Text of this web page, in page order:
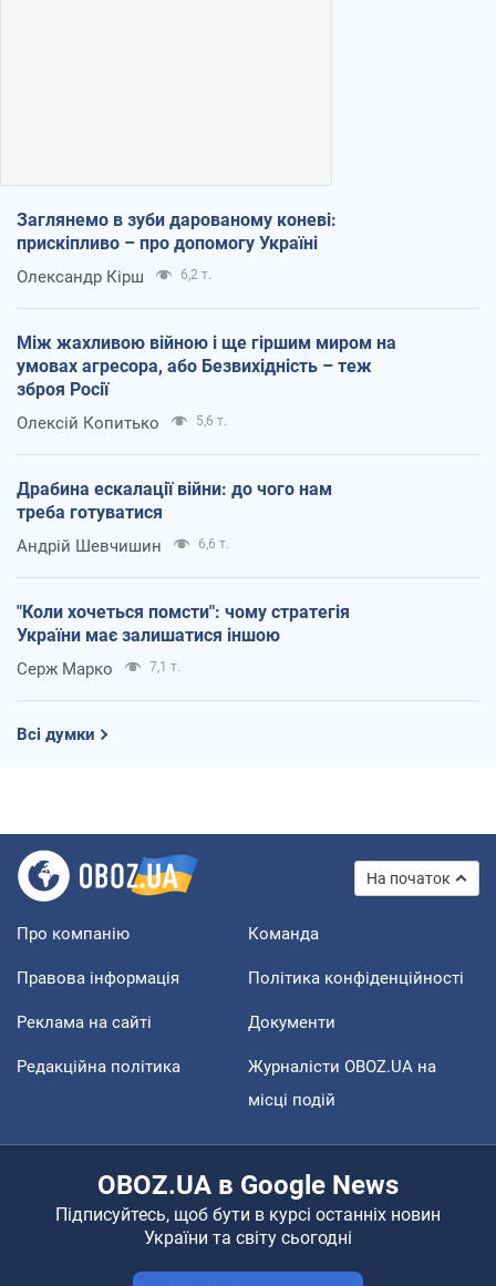
Заглянемо в зуби дарованому коневі:
прискіпливо – про допомогу Україні
Олександр Кірш 6,2 т.
Між жахливою війною і ще гіршим миром на
умовах агресора, або Безвихідність – теж
зброя Росії
Олексій Копитько 5,6 т.
Драбина ескалації війни: до чого нам
треба готуватися
Андрій Шевчишин 6,6 т.
"Коли хочеться помсти": чому стратегія
України має залишатися іншою
Серж Марко 7,1 т.
Всі думки
На початок
Про компанію Команда
Правова інформація Політика конфіденційності
Реклама на сайті Документи
Редакційна політика
Журналісти OBOZ.UA на
місці подій
OBOZ.UA в Google News
Підписуйтесь, щоб бути в курсі останніх новин
України та світу сьогодні